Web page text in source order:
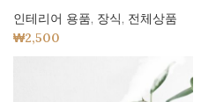
인테리어 용품, 장식, 전체상품
₩2,500